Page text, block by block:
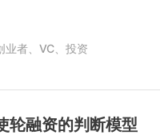
业者、 VC、 投资
轮融资的判断模型